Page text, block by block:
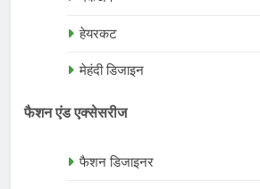
हेयरकट
मेहंदी डिजाइन
फैशन एंड एक्सेसरीज
फैशन डिजाइनर